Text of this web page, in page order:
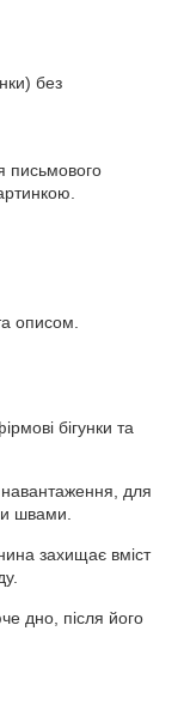
без
письмового
описом.
бігунки та
навантаження, для
швами.
захищає вміст
дно, після його